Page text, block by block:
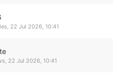
, 22 Jul 2026, 10:41
, 22 Jul 2026, 10:41